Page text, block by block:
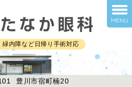
緑内障など日帰り手術対応
豊川市宿町楠20
MENU